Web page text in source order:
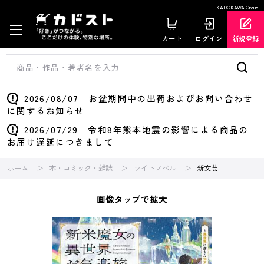
KADOKAWA Group
カート ログイン 新規登録
2026/08/07 お盆期間中の出荷およびお問い合わせ
に関するお知らせ
2026/07/29 令和8年熊本地震の影響による商品の
お届け遅延につきまして
ホーム 本・コミック・雑誌 ライトノベル 新文芸
画像タップで拡大